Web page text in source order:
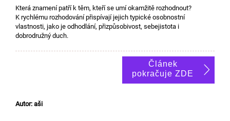
Která znamení patří k těm, kteří se umí okamžitě rozhodnout?
K rychlému rozhodování přispívají jejich typické osobnostní
vlastnosti, jako je odhodlání, přizpůsobivost, sebejistota i
dobrodružný duch.
Článek
pokračuje ZDE
Autor: aši